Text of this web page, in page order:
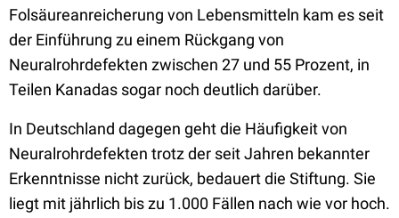
Folsäureanreicherung von Lebensmitteln kam es seit
der Einführung zu einem Rückgang von
Neuralrohrdefekten zwischen 27 und 55 Prozent, in
Teilen Kanadas sogar noch deutlich darüber.
In Deutschland dagegen geht die Häufigkeit von
Neuralrohrdefekten trotz der seit Jahren bekannter
Erkenntnisse nicht zurück, bedauert die Stiftung. Sie
liegt mit jährlich bis zu 1.000 Fällen nach wie vor hoch.